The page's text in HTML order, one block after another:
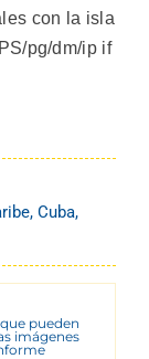
con la isla
pg/dm/ip if
, Cuba,
pueden
imágenes